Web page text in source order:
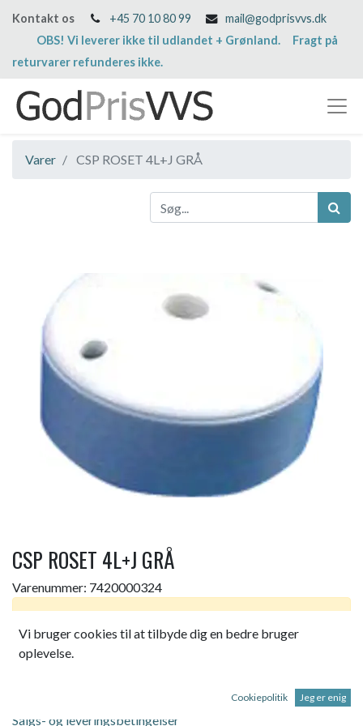
Kontakt os +45 70 10 80 99
mail@godprisvvs.dk
OBS! Vi leverer ikke til udlandet + Grønland. Fragt på
returvarer refunderes ikke.
Varer CSP ROSET 4L+J GRÅ
CSP ROSET 4L+J GRÅ
Varenummer: 7420000324
Salgs- og leveringsbetingelser
Vi bruger cookies til at tilbyde dig en bedre bruger
oplevelse.
Cookiepolitik Jeg er enig